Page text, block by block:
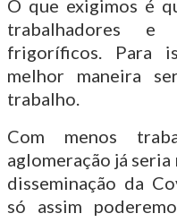
O que exigimos é
trabalhadores e
frigoríficos. Para
melhor maneira
trabalho.
Com menos
aglomeração já
disseminação da
só assim